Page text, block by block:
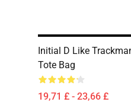
Initial D Like
Tote Bag
19,71 £ - 23,66 £